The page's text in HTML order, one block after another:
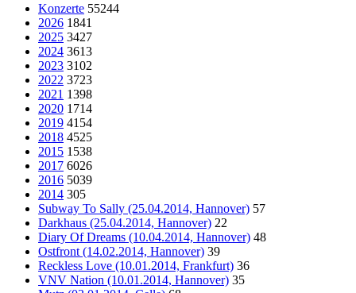
Konzerte 55244
2026 1841
2025 3427
2024 3613
2023 3102
2022 3723
2021 1398
2020 1714
2019 4154
2018 4525
2015 1538
2017 6026
2016 5039
2014 305
Subway To Sally (25.04.2014, Hannover) 57
Darkhaus (25.04.2014, Hannover) 22
Diary Of Dreams (10.04.2014, Hannover) 48
Ostfront (14.02.2014, Hannover) 39
Reckless Love (10.01.2014, Frankfurt) 36
VNV Nation (10.01.2014, Hannover) 35